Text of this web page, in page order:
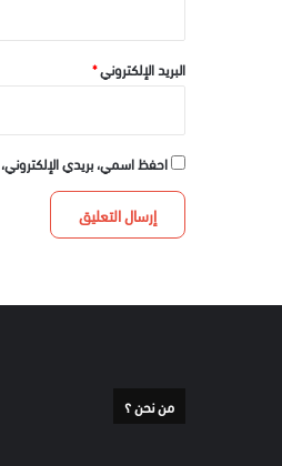
البريد الإلكتروني*
احفظ اسمي، بريدي
من نحن ؟